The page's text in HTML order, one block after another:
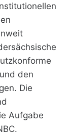
den
Die
Aufgabe